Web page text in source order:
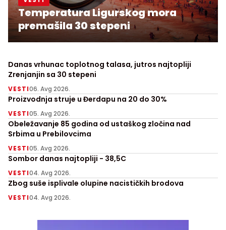
Temperatura Ligurskog mora
premašila 30 stepeni
Danas vrhunac toplotnog talasa, jutros najtopliji
Zrenjanjin sa 30 stepeni
VESTI06. Avg 2026.
Proizvodnja struje u Đerdapu na 20 do 30%
VESTI05. Avg 2026.
Obeležavanje 85 godina od ustaškog zločina nad
Srbima u Prebilovcima
VESTI05. Avg 2026.
Sombor danas najtopliji - 38,5C
VESTI04. Avg 2026.
Zbog suše isplivale olupine nacističkih brodova
VESTI04. Avg 2026.